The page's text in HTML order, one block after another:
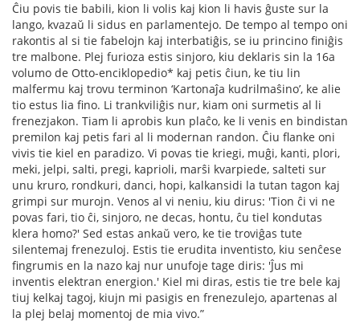
Ĉiu povis tie babili, kion li volis kaj kion li havis ĝuste sur la
lango, kvazaŭ li sidus en parlamentejo. De tempo al tempo oni
rakontis al si tie fabelojn kaj interbatiĝis, se iu princino ﬁniĝis
tre malbone. Plej furioza estis sinjoro, kiu deklaris sin la 16a
volumo de Otto-enciklopedio* kaj petis ĉiun, ke tiu lin
malfermu kaj trovu terminon ‘Kartonaĵa kudrilmaŝino’, ke alie
tio estus lia ﬁno. Li trankviliĝis nur, kiam oni surmetis al li
frenezjakon. Tiam li aprobis kun plaĉo, ke li venis en bindistan
premilon kaj petis fari al li modernan randon. Ĉiu flanke oni
vivis tie kiel en paradizo. Vi povas tie kriegi, muĝi, kanti, plori,
meki, jelpi, salti, pregi, kaprioli, marŝi kvarpiede, salteti sur
unu kruro, rondkuri, danci, hopi, kalkansidi la tutan tagon kaj
grimpi sur murojn. Venos al vi neniu, kiu dirus: 'Tion ĉi vi ne
povas fari, tio ĉi, sinjoro, ne decas, hontu, ĉu tiel kondutas
klera homo?' Sed estas ankaŭ vero, ke tie troviĝas tute
silentemaj frenezuloj. Estis tie erudita inventisto, kiu senĉese
ﬁngrumis en la nazo kaj nur unufoje tage diris: 'Ĵus mi
inventis elektran energion.' Kiel mi diras, estis tie tre bele kaj
tiuj kelkaj tagoj, kiujn mi pasigis en frenezulejo, apartenas al
la plej belaj momentoj de mia vivo.”